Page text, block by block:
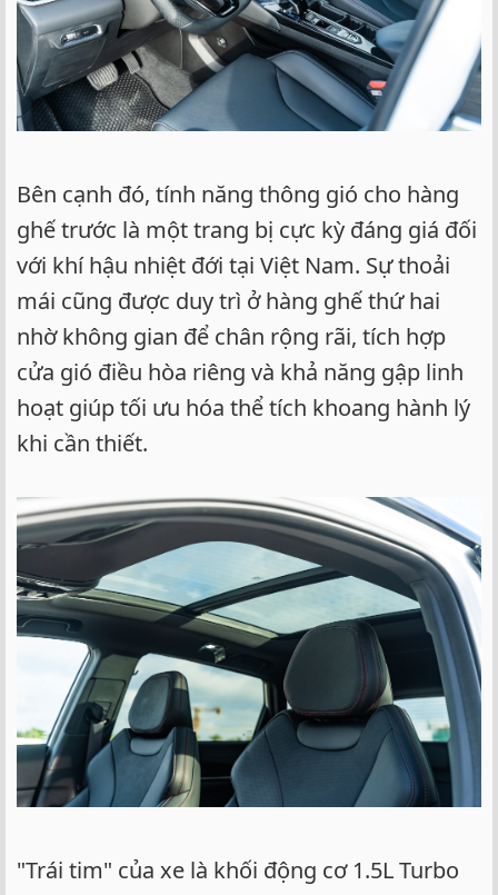
Bên cạnh đó, tính năng thông gió cho hàng
ghế trước là một trang bị cực kỳ đáng giá đối
với khí hậu nhiệt đới tại Việt Nam. Sự thoải
mái cũng được duy trì ở hàng ghế thứ hai
nhờ không gian để chân rộng rãi, tích hợp
cửa gió điều hòa riêng và khả năng gập linh
hoạt giúp tối ưu hóa thể tích khoang hành lý
khi cần thiết.
"Trái tim" của xe là khối động cơ 1.5L Turbo